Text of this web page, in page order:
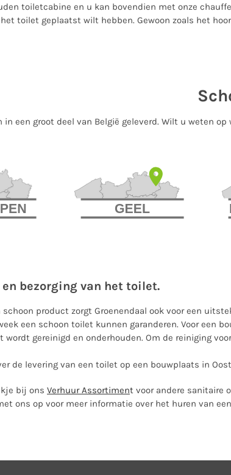
toiletcabine en u kan bovendien met onze
toilet geplaatst wilt hebben. Gewoon zoals het
in een groot deel van België geleverd. Wilt u weten
bezorging van het toilet.
schoon product zorgt Groenendaal ook voor een
een schoon toilet kunnen garanderen. Voor een
wordt gereinigd en onderhouden. Om de reiniging
de levering van een toilet op een bouwplaats in
bij ons Verhuur Assortiment voor andere sanitaire
ons op voor meer informatie over het huren van